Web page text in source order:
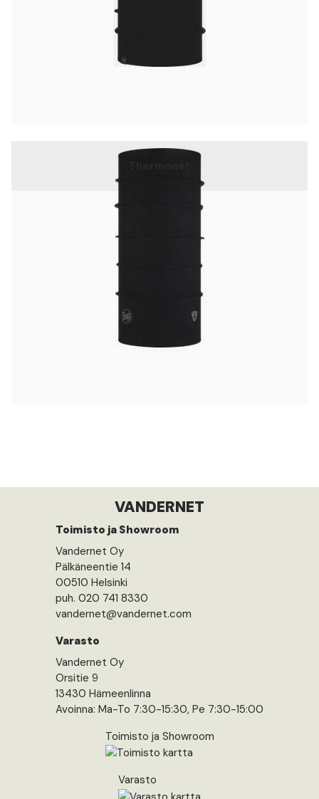
VANDERNET
Toimisto ja Showroom
Vandernet Oy
Pälkäneentie 14
00510 Helsinki
puh. 020 741 8330
vandernet@vandernet.com
Varasto
Vandernet Oy
Orsitie 9
13430 Hämeenlinna
Avoinna: Ma-To 7:30-15:30, Pe 7:30-15:00
Toimisto ja Showroom
Varasto